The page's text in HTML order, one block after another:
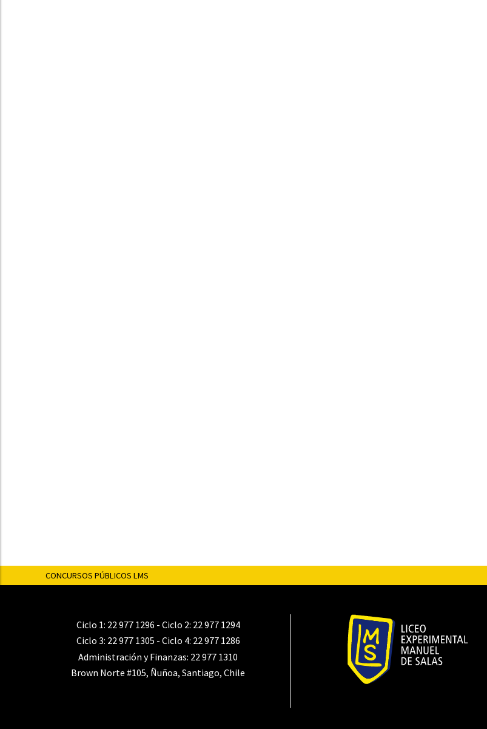
CONCURSOS PÚBLICOS LMS
Ciclo 1: 22 977 1296 - Ciclo 2: 22 977 1294
Ciclo 3: 22 977 1305 - Ciclo 4: 22 977 1286
Administración y Finanzas: 22 977 1310
Brown Norte #105, Ñuñoa, Santiago, Chile